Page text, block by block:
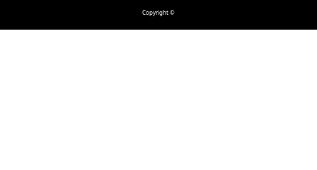
Copyright ©